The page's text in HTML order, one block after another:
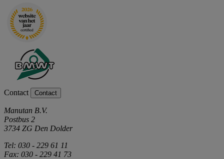
Contact Contact
Manutan B.V.
Postbus 2
3734 ZG Den Dolder
Tel: 030 - 229 61 11
Fax: 030 - 229 41 73